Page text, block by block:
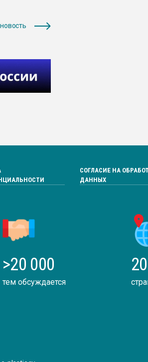
СОГЛАСИЕ НА
ДАННЫХ
>20 000
тем обсуждается
20